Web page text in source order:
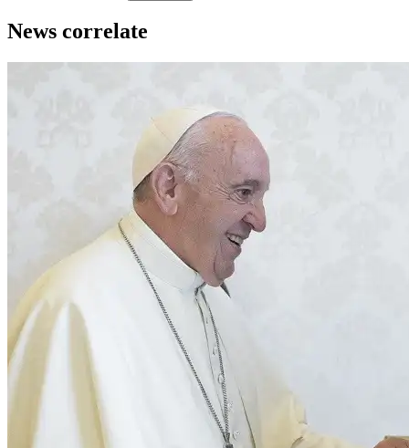
News correlate